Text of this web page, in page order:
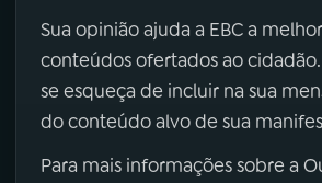
Sua opinião ajuda a EBC a
conteúdos ofertados ao cidadão.
se esqueça de incluir na sua
do conteúdo alvo de sua
Para mais informações sobre a